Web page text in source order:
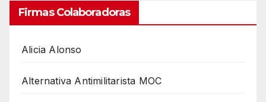
Firmas Colaboradoras
Alicia Alonso
Alternativa Antimilitarista MOC